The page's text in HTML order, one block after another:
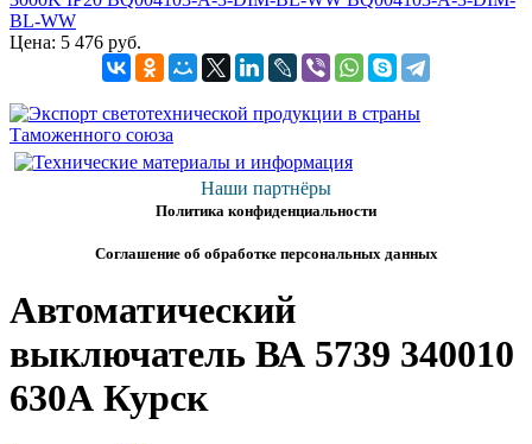
Цена: 5 476 руб.
Наши партнёры
Политика конфиденциальности
Соглашение об обработке персональных данных
Автоматический
выключатель ВА 5739 340010
630А Курск